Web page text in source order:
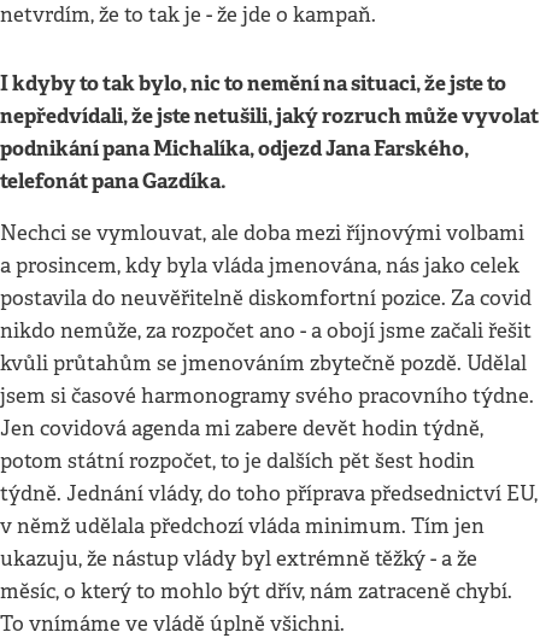
netvrdím, že to tak je - že jde o kampaň.
I kdyby to tak bylo, nic to nemění na situaci, že jste to
nepředvídali, že jste netušili, jaký rozruch může vyvolat
podnikání pana Michalíka, odjezd Jana Farského,
telefonát pana Gazdíka.
Nechci se vymlouvat, ale doba mezi říjnovými volbami
a prosincem, kdy byla vláda jmenována, nás jako celek
postavila do neuvěřitelně diskomfortní pozice. Za covid
nikdo nemůže, za rozpočet ano - a obojí jsme začali řešit
kvůli průtahům se jmenováním zbytečně pozdě. Udělal
jsem si časové harmonogramy svého pracovního týdne.
Jen covidová agenda mi zabere devět hodin týdně,
potom státní rozpočet, to je dalších pět šest hodin
týdně. Jednání vlády, do toho příprava předsednictví EU,
v němž udělala předchozí vláda minimum. Tím jen
ukazuju, že nástup vlády byl extrémně těžký - a že
měsíc, o který to mohlo být dřív, nám zatraceně chybí.
To vnímáme ve vládě úplně všichni.